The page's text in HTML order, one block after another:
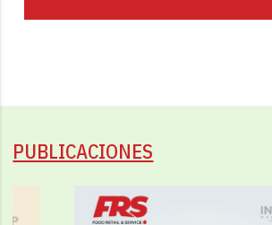
PUBLICACIONES